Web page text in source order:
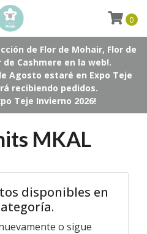
de Flor de Mohair, Flor de
de Cashmere en la web!.
Agosto estaré en Expo Teje
recibiendo pedidos.
Teje Invierno 2026!
0
MKAL
disponibles en
o sigue